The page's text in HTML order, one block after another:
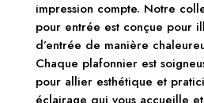
impression compte. Notre
pour entrée est conçue pour
d’entrée de manière
Chaque plafonnier est
pour allier esthétique et